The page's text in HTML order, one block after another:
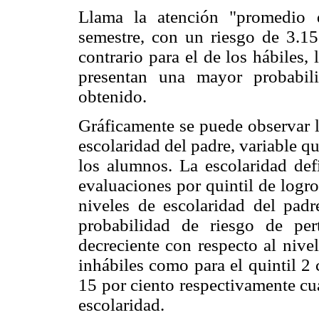
Llama la atención "promedio
semestre, con un riesgo de
contrario para el de los hábiles,
presentan una mayor
obtenido.
Gráficamente se puede
escolaridad del padre, variable
los alumnos. La escolaridad
evaluaciones por quintil de
niveles de escolaridad del
probabilidad de riesgo de
decreciente con respecto al
inhábiles como para el quintil 2
15 por ciento respectivamente
escolaridad.